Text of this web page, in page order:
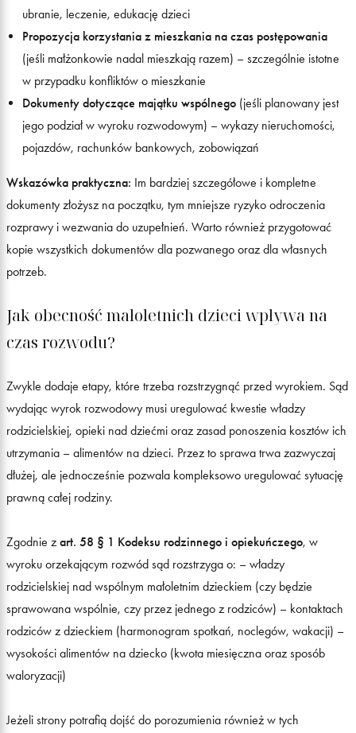
ubranie, leczenie, edukację dzieci
Propozycja korzystania z mieszkania na czas postępowania
(jeśli małżonkowie nadal mieszkają razem) – szczególnie istotne
w przypadku konfliktów o mieszkanie
Dokumenty dotyczące majątku wspólnego (jeśli planowany jest
jego podział w wyroku rozwodowym) – wykazy nieruchomości,
pojazdów, rachunków bankowych, zobowiązań
Wskazówka praktyczna: Im bardziej szczegółowe i kompletne
dokumenty złożysz na początku, tym mniejsze ryzyko odroczenia
rozprawy i wezwania do uzupełnień. Warto również przygotować
kopie wszystkich dokumentów dla pozwanego oraz dla własnych
potrzeb.
Jak obecność małoletnich dzieci wpływa na
czas rozwodu?
Zwykle dodaje etapy, które trzeba rozstrzygnąć przed wyrokiem. Sąd
wydając wyrok rozwodowy musi uregulować kwestie władzy
rodzicielskiej, opieki nad dziećmi oraz zasad ponoszenia kosztów ich
utrzymania – alimentów na dzieci. Przez to sprawa trwa zazwyczaj
dłużej, ale jednocześnie pozwala kompleksowo uregulować sytuację
prawną całej rodziny.
Zgodnie z art. 58 § 1 Kodeksu rodzinnego i opiekuńczego, w
wyroku orzekającym rozwód sąd rozstrzyga o: – władzy
rodzicielskiej nad wspólnym małoletnim dzieckiem (czy będzie
sprawowana wspólnie, czy przez jednego z rodziców) – kontaktach
rodziców z dzieckiem (harmonogram spotkań, noclegów, wakacji) –
wysokości alimentów na dziecko (kwota miesięczna oraz sposób
waloryzacji)
Jeżeli strony potrafią dojść do porozumienia również w tych